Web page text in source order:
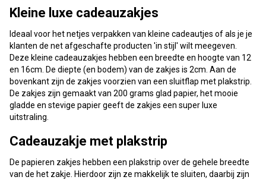
Kleine luxe cadeauzakjes
Ideaal voor het netjes verpakken van kleine cadeautjes of als je je
klanten de net afgeschafte producten 'in stijl' wilt meegeven.
Deze kleine cadeauzakjes hebben een breedte en hoogte van 12
en 16cm. De diepte (en bodem) van de zakjes is 2cm. Aan de
bovenkant zijn de zakjes voorzien van een sluitflap met plakstrip.
De zakjes zijn gemaakt van 200 grams glad papier, het mooie
gladde en stevige papier geeft de zakjes een super luxe
uitstraling.
Cadeauzakje met plakstrip
De papieren zakjes hebben een plakstrip over de gehele breedte
van de het zakje. Hierdoor zijn ze makkelijk te sluiten, daarbij zijn